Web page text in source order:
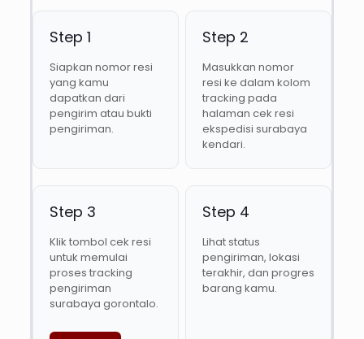
Step 1
Siapkan nomor resi
yang kamu
dapatkan dari
pengirim atau bukti
pengiriman.
Step 2
Masukkan nomor
resi ke dalam kolom
tracking pada
halaman cek resi
ekspedisi surabaya
kendari.
Step 3
Klik tombol cek resi
untuk memulai
proses tracking
pengiriman
surabaya gorontalo.
Step 4
Lihat status
pengiriman, lokasi
terakhir, dan progres
barang kamu.